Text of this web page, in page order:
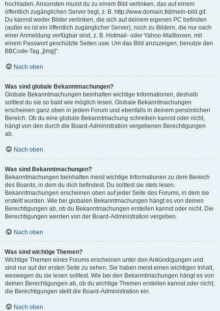
hochladen. Ansonsten musst du zu einem Bild verlinken, das auf einem
öffentlich zugänglichen Server liegt, z. B. http://www.domain.tld/mein-bild.gif.
Du kannst weder Bilder verlinken, die sich auf deinem eigenen PC befinden
(außer es ist ein öffentlich zugänglicher Server), noch zu Bildern, die nur nach
einer Anmeldung verfügbar sind, z. B. Hotmail- oder Yahoo-Mailboxen, mit
einem Passwort geschützte Seiten usw. Um das Bild anzuzeigen, benutze den
BBCode-Tag „[img]“.
Nach oben
Was sind globale Bekanntmachungen?
Globale Bekanntmachungen beinhalten wichtige Informationen, deshalb
solltest du sie so bald wie möglich lesen. Globale Bekanntmachungen
erscheinen ganz oben in jedem Forum und ebenfalls in deinem persönlichen
Bereich. Ob du eine globale Bekanntmachung schreiben kannst oder nicht,
hängt von den durch die Board-Administration vergebenen Berechtigungen
ab.
Nach oben
Was sind Bekanntmachungen?
Bekanntmachungen beinhalten meist wichtige Informationen zu dem Bereich
des Boards, in dem du dich befindest. Du solltest sie stets lesen.
Bekanntmachungen erscheinen oben auf jeder Seite des Forums, in dem sie
erstellt wurden. Wie bei globalen Bekanntmachungen hängt es von deinen
Berechtigungen ab, ob du Bekanntmachungen erstellen kannst oder nicht. Die
Berechtigungen werden von der Board-Administration vergeben.
Nach oben
Was sind wichtige Themen?
Wichtige Themen eines Forums erscheinen unter den Ankündigungen und
sind nur auf der ersten Seite zu sehen. Sie haben meist einen wichtigen Inhalt,
weswegen du sie lesen solltest. Wie bei den Bekanntmachungen hängt es von
deinen Berechtigungen ab, ob du wichtige Themen erstellen kannst oder nicht;
die Berechtigungen stellt die Board-Administration ein.
Nach oben